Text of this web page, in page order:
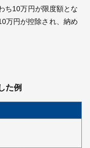
ち10万円が限度額とな
万円が控除され、納め
た例